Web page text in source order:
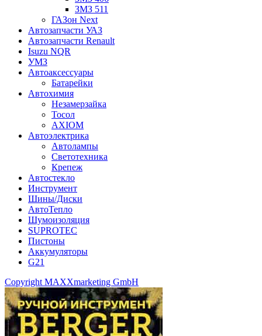
ЗМЗ 511
ГАЗон Next
Автозапчасти УАЗ
Автозапчасти Renault
Isuzu NQR
УМЗ
Автоаксессуары
Батарейки
Автохимия
Незамерзайка
Тосол
AXIOM
Автоэлектрика
Автолампы
Светотехника
Крепеж
Автостекло
Инструмент
Шины/Диски
АвтоТепло
Шумоизоляция
SUPROTEC
Пистоны
Аккумуляторы
G21
Copyright MAXXmarketing GmbH